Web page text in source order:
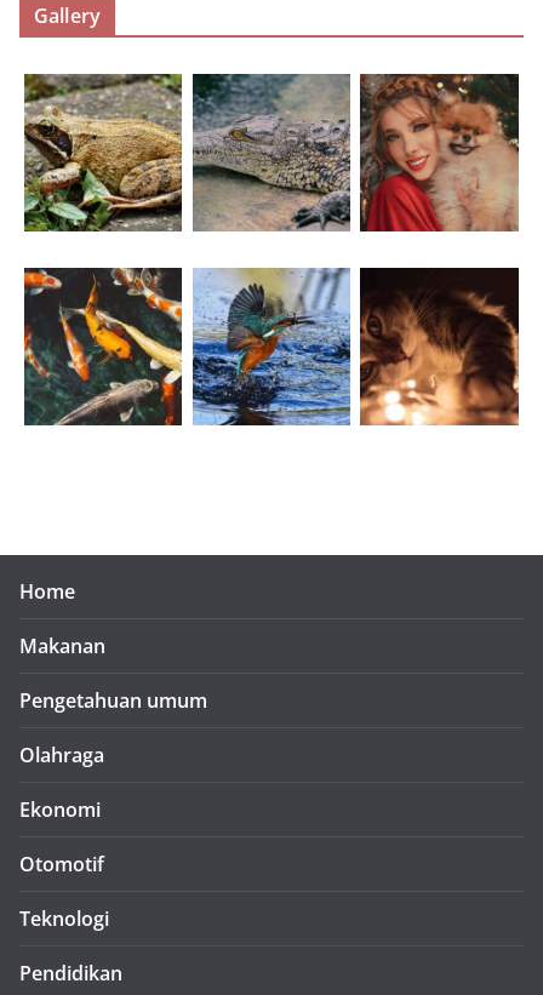
Gallery
Home
Makanan
Pengetahuan umum
Olahraga
Ekonomi
Otomotif
Teknologi
Pendidikan